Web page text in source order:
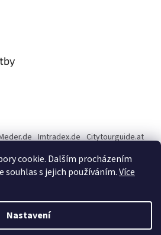
cookie. Dalším procházením
s jejich používáním.Více
Nastavení
Imtradex.de Citytourguide.at